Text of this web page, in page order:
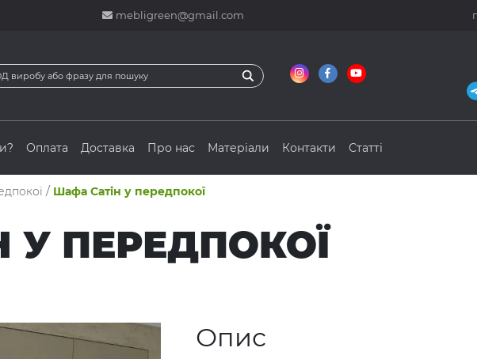
mebligreen@gmail.com
Оплата Доставка Про нас Матеріали Контакти Статті
/ Шафа Сатін у передпокої
ПЕРЕДПОКОЇ
Опис